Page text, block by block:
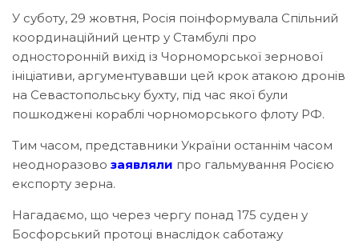
У суботу, 29 жовтня, Росія поінформувала Спільний
координаційний центр у Стамбулі про
односторонній вихід із Чорноморської зернової
ініціативи, аргументувавши цей крок атакою дронів
на Севастопольську бухту, під час якої були
пошкоджені кораблі чорноморського флоту РФ.
Тим часом, представники України останнім часом
неодноразово заявляли про гальмування Росією
експорту зерна.
Нагадаємо, що через чергу понад 175 суден у
Босфорський протоці внаслідок саботажу